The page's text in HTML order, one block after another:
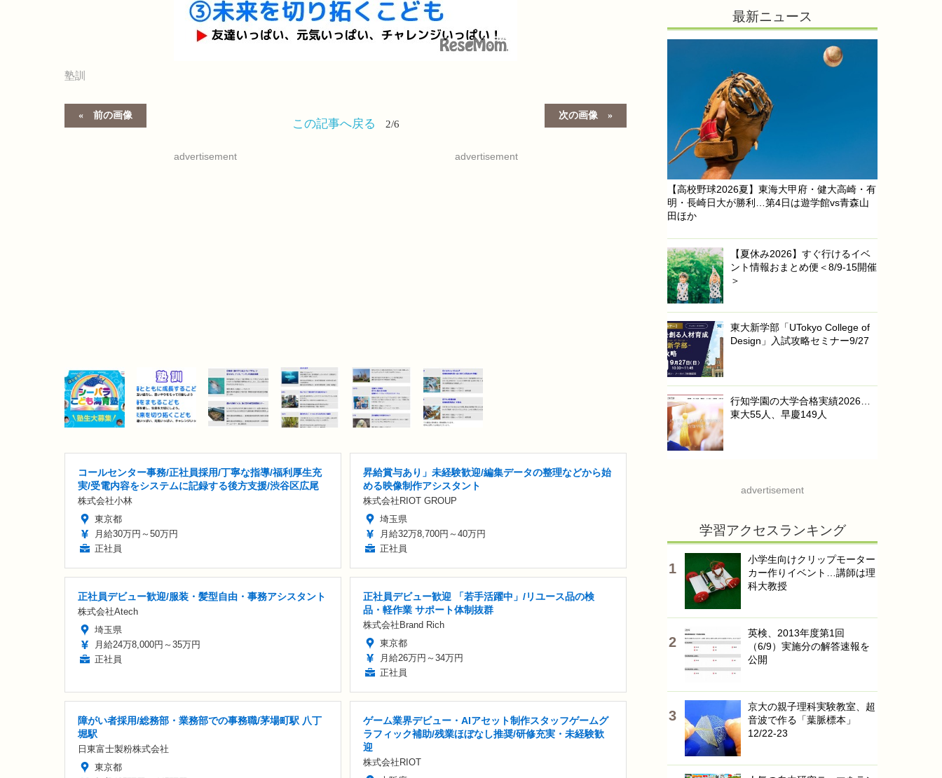
塾訓
前の画像 次の画像
この記事へ戻る 2/6
advertisement advertisement
コールセンター事務/正社員採用/丁寧な指導/福利厚生充
実/受電内容をシステムに記録する後方支援/渋谷区広尾
株式会社小林
東京都
月給30万円～50万円
正社員
昇給賞与あり」未経験歓迎/編集データの整理などから始
める映像制作アシスタント
株式会社RIOT GROUP
埼玉県
月給32万8,700円～40万円
正社員
正社員デビュー歓迎/服装・髪型自由・事務アシスタント
株式会社Atech
埼玉県
月給24万8,000円～35万円
正社員
正社員デビュー歓迎 「若手活躍中」/リユース品の検
品・軽作業 サポート体制抜群
株式会社Brand Rich
東京都
月給26万円～34万円
正社員
障がい者採用/総務部・業務部での事務職/茅場町駅 八丁
堀駅
日東富士製粉株式会社
東京都
ゲーム業界デビュー・AIアセット制作スタッフゲームグ
ラフィック補助/残業ほぼなし推奨/研修充実・未経験歓
迎
株式会社RIOT
最新ニュース
【高校野球2026夏】東海大甲府・健大高崎・有
明・長崎日大が勝利…第4日は遊学館vs青森山
田ほか
【夏休み2026】すぐ行けるイベ
ント情報おまとめ便＜8/9-15開催
＞
東大新学部「UTokyo College of
Design」入試攻略セミナー9/27
行知学園の大学合格実績2026…
東大55人、早慶149人
advertisement
学習アクセスランキング
小学生向けクリップモーター
カー作りイベント…講師は理
科大教授
英検、2013年度第1回
（6/9）実施分の解答速報を
公開
京大の親子理科実験教室、超
音波で作る「葉脈標本」
12/22-23